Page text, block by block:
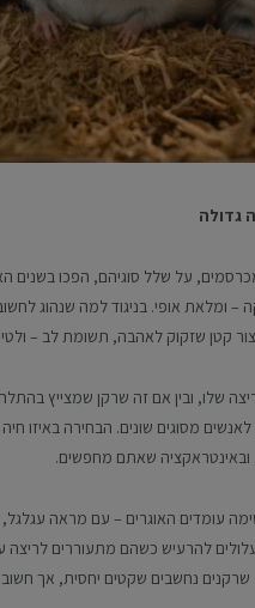
גדולה
על שלל סוגיהם, הפכו בשנים
ומלאת אופי. בניגוד למה שנהוג
קטן שזקוק לאהבה, תשומת לב –
שלו, ובין אם זה שרקן שמצייץ
מסוגים שונים. הבחירה באיזו
שאתם מחפשים.
עומדים האוגרים – עם מראה
להרעיש כשהם מתעוררים
שרקנים נחשבים שקטים יחסית, אך